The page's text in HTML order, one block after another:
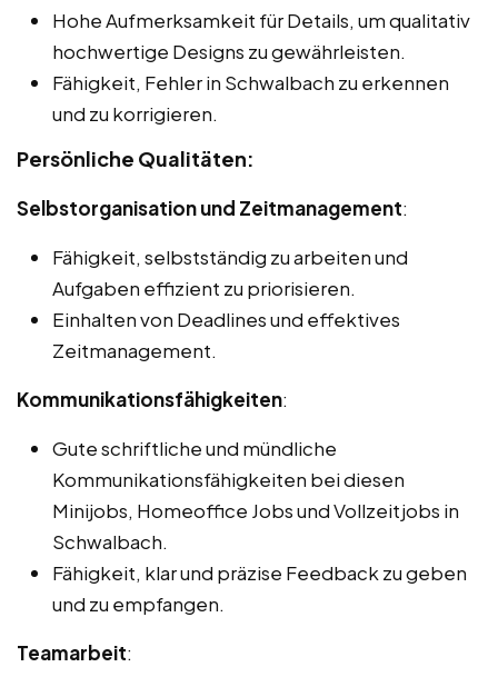
Hohe Aufmerksamkeit für Details, um qualitativ
hochwertige Designs zu gewährleisten.
Fähigkeit, Fehler in Schwalbach zu erkennen
und zu korrigieren.
Persönliche Qualitäten:
Selbstorganisation und Zeitmanagement:
Fähigkeit, selbstständig zu arbeiten und
Aufgaben effizient zu priorisieren.
Einhalten von Deadlines und effektives
Zeitmanagement.
Kommunikationsfähigkeiten:
Gute schriftliche und mündliche
Kommunikationsfähigkeiten bei diesen
Minijobs, Homeoffice Jobs und Vollzeitjobs in
Schwalbach.
Fähigkeit, klar und präzise Feedback zu geben
und zu empfangen.
Teamarbeit: